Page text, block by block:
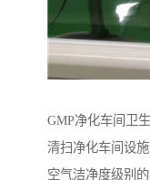
GMP净化车间卫
清扫净化车间设
空气洁净度级别